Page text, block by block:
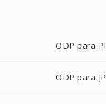
ODP para
ODP para